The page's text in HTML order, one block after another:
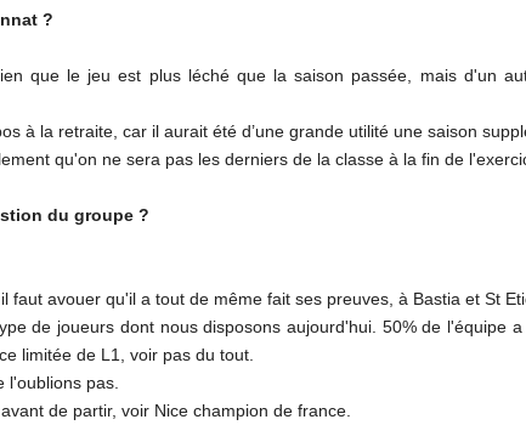
?
que le jeu est plus léché que la saison passée, mais d'un
à la retraite, car il aurait été d’une grande utilité une saison
qu'on ne sera pas les derniers de la classe à la fin de
du groupe ?
avouer qu'il a tout de même fait ses preuves, à Bastia et St
de joueurs dont nous disposons aujourd'hui. 50% de l'équipe
limitée de L1, voir pas du tout.
l'oublions pas.
de partir, voir Nice champion de france.